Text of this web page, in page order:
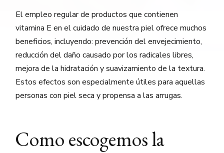
El empleo regular de productos que contienen
vitamina E en el cuidado de nuestra piel ofrece muchos
beneficios, incluyendo: prevención del envejecimiento,
reducción del daño causado por los radicales libres,
mejora de la hidratación y suavizamiento de la textura.
Estos efectos son especialmente útiles para aquellas
personas con piel seca y propensa a las arrugas.
Como escogemos la